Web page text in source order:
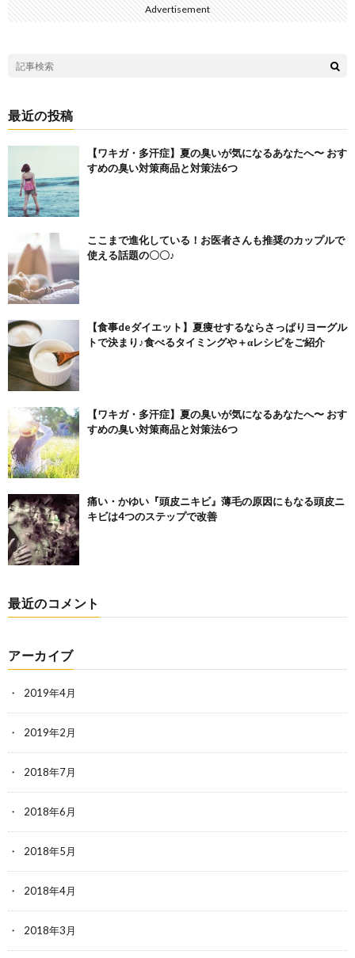
Advertisement
最近の投稿
【ワキガ・多汗症】夏の臭いが気になるあなたへ〜 おす
すめの臭い対策商品と対策法6つ
ここまで進化している！お医者さんも推奨のカップルで
使える話題の〇〇♪
【食事deダイエット】夏痩せするならさっぱりヨーグル
トで決まり♪食べるタイミングや＋αレシピをご紹介
【ワキガ・多汗症】夏の臭いが気になるあなたへ〜 おす
すめの臭い対策商品と対策法6つ
痛い・かゆい『頭皮ニキビ』薄毛の原因にもなる頭皮ニ
キビは4つのステップで改善
最近のコメント
アーカイブ
2019年4月
2019年2月
2018年7月
2018年6月
2018年5月
2018年4月
2018年3月